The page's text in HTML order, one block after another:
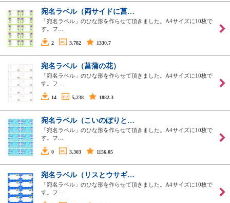
宛名ラベル（両サイドに菖…
「宛名ラベル」のひな形を作らせて頂きました。A4サイズに10枚で
す。フ…
2 3,782 1330.7
宛名ラベル（菖蒲の花）
「宛名ラベル」のひな形を作らせて頂きました。A4サイズに10枚で
す。フ…
14 5,238 1882.3
宛名ラベル（こいのぼりと…
「宛名ラベル」のひな形を作らせて頂きました。A4サイズに10枚で
す。フ…
0 3,303 1156.05
宛名ラベル（リスとウサギ…
「宛名ラベル」のひな形を作らせて頂きました。A4サイズに10枚で
す。フ…